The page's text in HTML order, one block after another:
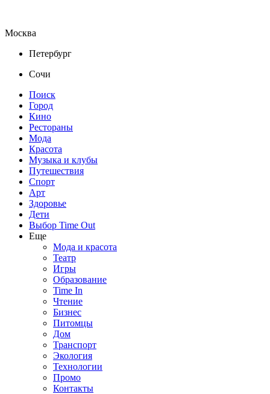
Москва
Петербург
Сочи
Поиск
Город
Кино
Рестораны
Мода
Красота
Музыка и клубы
Путешествия
Спорт
Арт
Здоровье
Дети
Выбор Time Out
Еще
Мода и красота
Театр
Игры
Образование
Time In
Чтение
Бизнес
Питомцы
Дом
Транспорт
Экология
Технологии
Промо
Контакты